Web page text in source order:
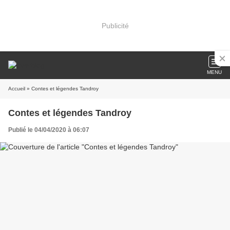
Publicité
MENU
Accueil » Contes et légendes Tandroy
Contes et légendes Tandroy
Publié le 04/04/2020 à 06:07